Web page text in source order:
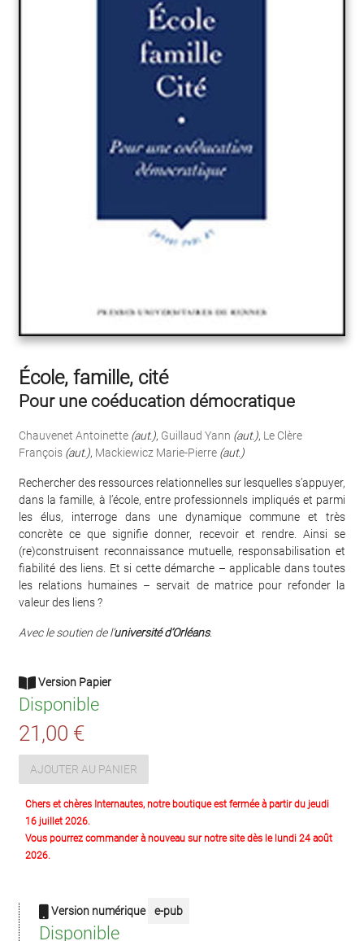
École, famille, cité
Pour une coéducation démocratique
Chauvenet Antoinette (aut.), Guillaud Yann (aut.), Le Clère
François (aut.), Mackiewicz Marie-Pierre (aut.)
Rechercher des ressources relationnelles sur lesquelles s’appuyer,
dans la famille, à l’école, entre professionnels impliqués et parmi
les élus, interroge dans une dynamique commune et très
concrète ce que signifie donner, recevoir et rendre. Ainsi se
(re)construisent reconnaissance mutuelle, responsabilisation et
fiabilité des liens. Et si cette démarche – applicable dans toutes
les relations humaines – servait de matrice pour refonder la
valeur des liens ?
Avec le soutien de l’université d’Orléans.
Version Papier
Disponible
21,00 €
AJOUTER AU PANIER
Chers et chères Internautes, notre boutique est fermée à partir du jeudi
16 juillet 2026.
Vous pourrez commander à nouveau sur notre site dès le lundi 24 août
2026.
Version numérique e-pub
Disponible